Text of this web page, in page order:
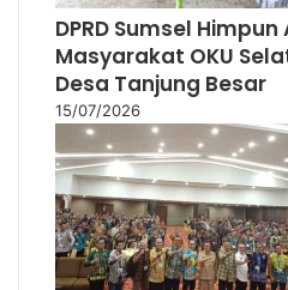
118 Pekebun Empat
Pelatihan Budidaya
Produktivitas
14/07/2026
NASIONAL